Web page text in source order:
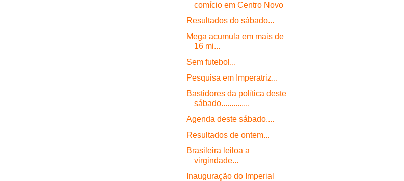
comício em Centro Novo
Resultados do sábado...
Mega acumula em mais de
16 mi...
Sem futebol...
Pesquisa em Imperatriz...
Bastidores da política deste
sábado..............
Agenda deste sábado....
Resultados de ontem...
Brasileira leiloa a
virgindade...
Inauguração do Imperial